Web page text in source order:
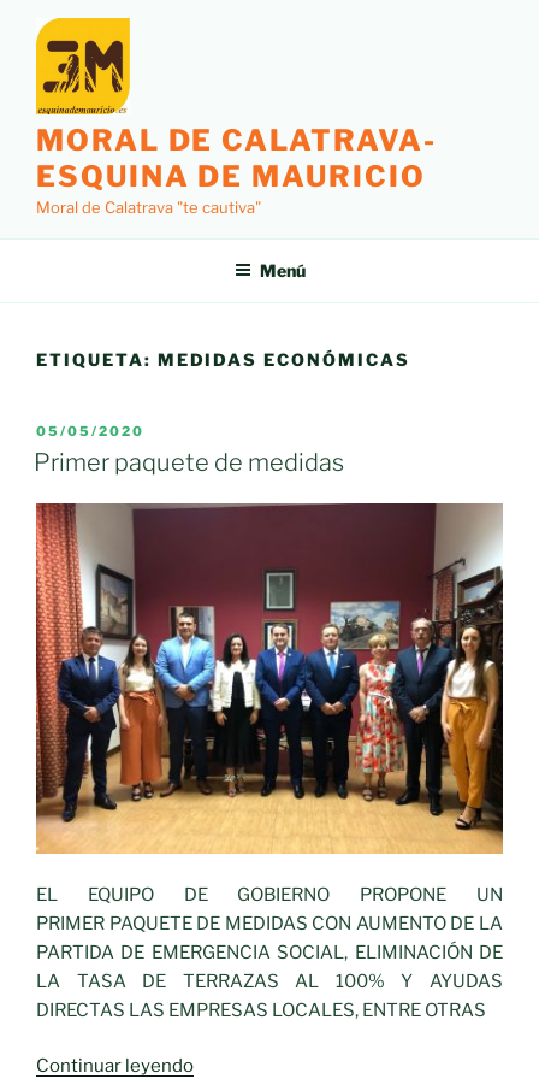
contenido
MORAL DE CALATRAVA-
ESQUINA DE MAURICIO
Moral de Calatrava "te cautiva"
Menú
ETIQUETA: MEDIDAS ECONÓMICAS
PUBLICADO
EL
05/05/2020
Primer paquete de medidas
EL EQUIPO DE GOBIERNO PROPONE UN
PRIMER PAQUETE DE MEDIDAS CON AUMENTO DE LA
PARTIDA DE EMERGENCIA SOCIAL, ELIMINACIÓN DE
LA TASA DE TERRAZAS AL 100% Y AYUDAS
DIRECTAS LAS EMPRESAS LOCALES, ENTRE OTRAS
Continuar leyendo«Primer